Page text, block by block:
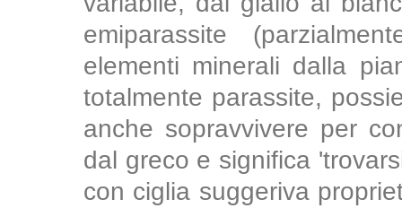
emiparassite
elementi minerali dalla
totalmente parassite,
anche sopravvivere per
dal greco e significa
con ciglia suggeriva